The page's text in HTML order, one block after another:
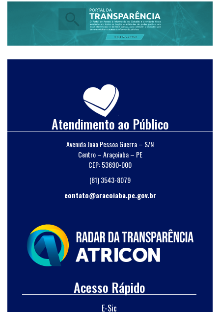
Atendimento ao Público
Avenida João Pessoa Guerra – S/N
Centro – Araçoiaba – PE
CEP: 53690-000
(81) 3543-8079
contato@aracoiaba.pe.gov.br
Acesso Rápido
E-Sic